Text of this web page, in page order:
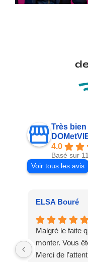
Très bien
4.0
Basé sur
Voir tous les avis
ELSA Bouré
Malgré le faite
monter. Vous
Merci de